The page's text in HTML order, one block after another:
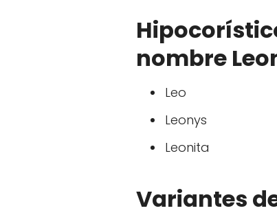
nombre
Leo
Leonys
Leonita
Variantes